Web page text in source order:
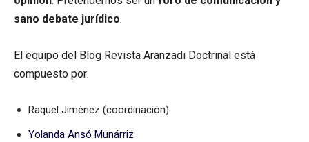
sano debate jurídico.
El equipo del Blog Revista Aranzadi Doctrinal está
compuesto por:
Raquel Jiménez (coordinación)
Yolanda Ansó Munárriz